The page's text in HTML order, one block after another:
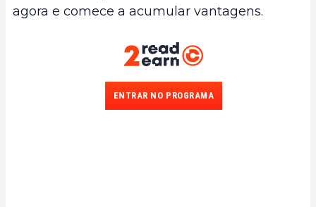
agora e comece a acumular vantagens.
ENTRAR NO PROGRAMA